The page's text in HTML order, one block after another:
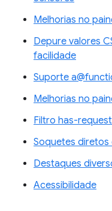
Melhorias no
Depure valores
facilidade
Suporte
Melhorias no
Filtro has-
Soquetes diretos
Destaques
Acessibilidade